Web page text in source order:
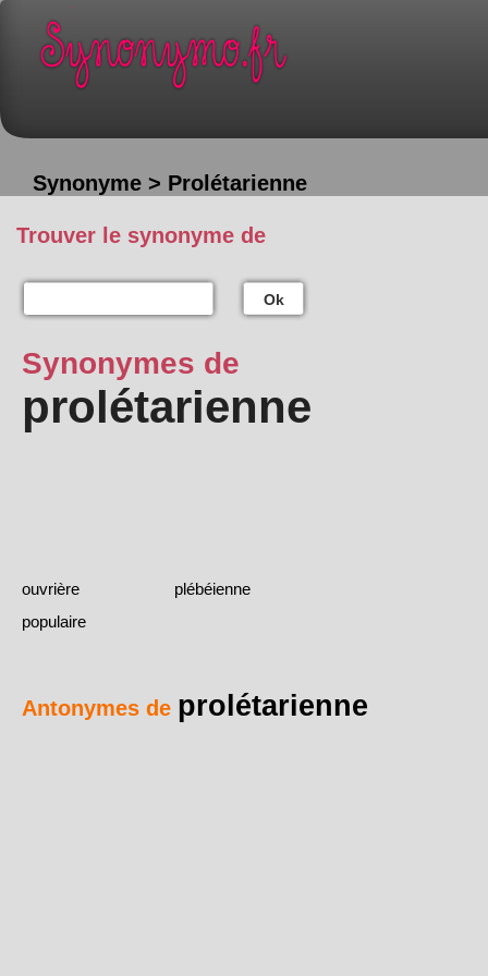
Synonyme > Prolétarienne
Trouver le synonyme de
Ok
Synonymes de
prolétarienne
ouvrière
plébéienne
populaire
Antonymes de prolétarienne